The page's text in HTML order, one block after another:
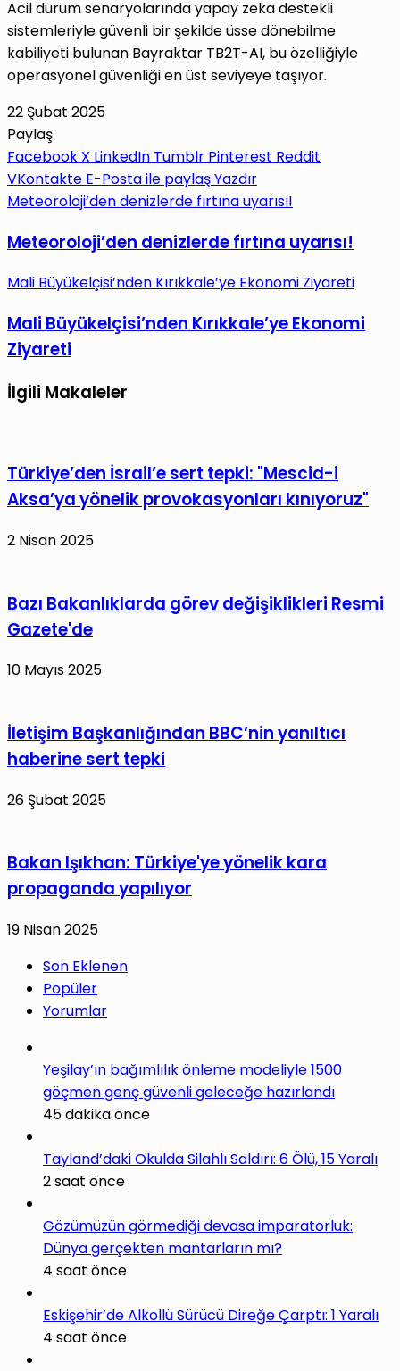
Acil durum senaryolarında yapay zeka destekli
sistemleriyle güvenli bir şekilde üsse dönebilme
kabiliyeti bulunan Bayraktar TB2T-AI, bu özelliğiyle
operasyonel güvenliği en üst seviyeye taşıyor.
22 Şubat 2025
Paylaş
Facebook X LinkedIn Tumblr Pinterest Reddit
VKontakte E-Posta ile paylaşYazdır
Meteoroloji’den denizlerde fırtına uyarısı!
Meteoroloji’den denizlerde fırtına uyarısı!
Mali Büyükelçisi’nden Kırıkkale’ye Ekonomi Ziyareti
Mali Büyükelçisi’nden Kırıkkale’ye Ekonomi
Ziyareti
İlgili Makaleler
Türkiye’den İsrail’e sert tepki: "Mescid-i
Aksa’ya yönelik provokasyonları kınıyoruz"
2 Nisan 2025
Bazı Bakanlıklarda görev değişiklikleri Resmi
Gazete'de
10 Mayıs 2025
İletişim Başkanlığından BBC’nin yanıltıcı
haberine sert tepki
26 Şubat 2025
Bakan Işıkhan: Türkiye'ye yönelik kara
propaganda yapılıyor
19 Nisan 2025
Son Eklenen
Popüler
Yorumlar
Yeşilay’ın bağımlılık önleme modeliyle 1500
göçmen genç güvenli geleceğe hazırlandı
45 dakika önce
Tayland’daki Okulda Silahlı Saldırı: 6 Ölü, 15 Yaralı
2 saat önce
Gözümüzün görmediği devasa imparatorluk:
Dünya gerçekten mantarların mı?
4 saat önce
Eskişehir’de Alkollü Sürücü Direğe Çarptı: 1 Yaralı
4 saat önce